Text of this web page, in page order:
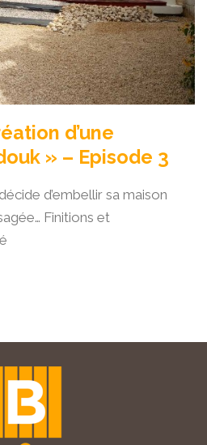
d’une
» – Episode 3
d’embellir sa maison
Finitions et